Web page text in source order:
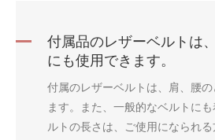
付属品のレザーベルトは
にも使用できます。
付属のレザーベルトは、肩、腰
ます。また、一般的なベルトに
ルトの長さは、ご使用になられ